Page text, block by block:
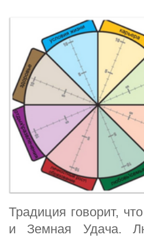
Традиция говорит,
и Земная Удача.